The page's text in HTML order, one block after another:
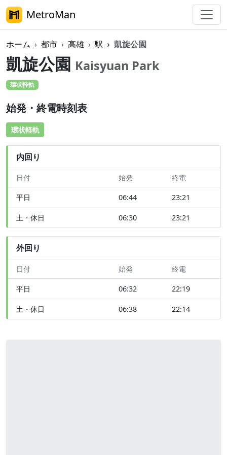
MetroMan
ホーム 都市 高雄 駅 凱旋公園
凱旋公園 Kaisyuan Park
環状軽軌
始発・終電時刻表
環状軽軌
内回り
日付 始発 終電
平日 06:44 23:21
土・休日 06:30 23:21
外回り
日付 始発 終電
平日 06:32 22:19
土・休日 06:38 22:14